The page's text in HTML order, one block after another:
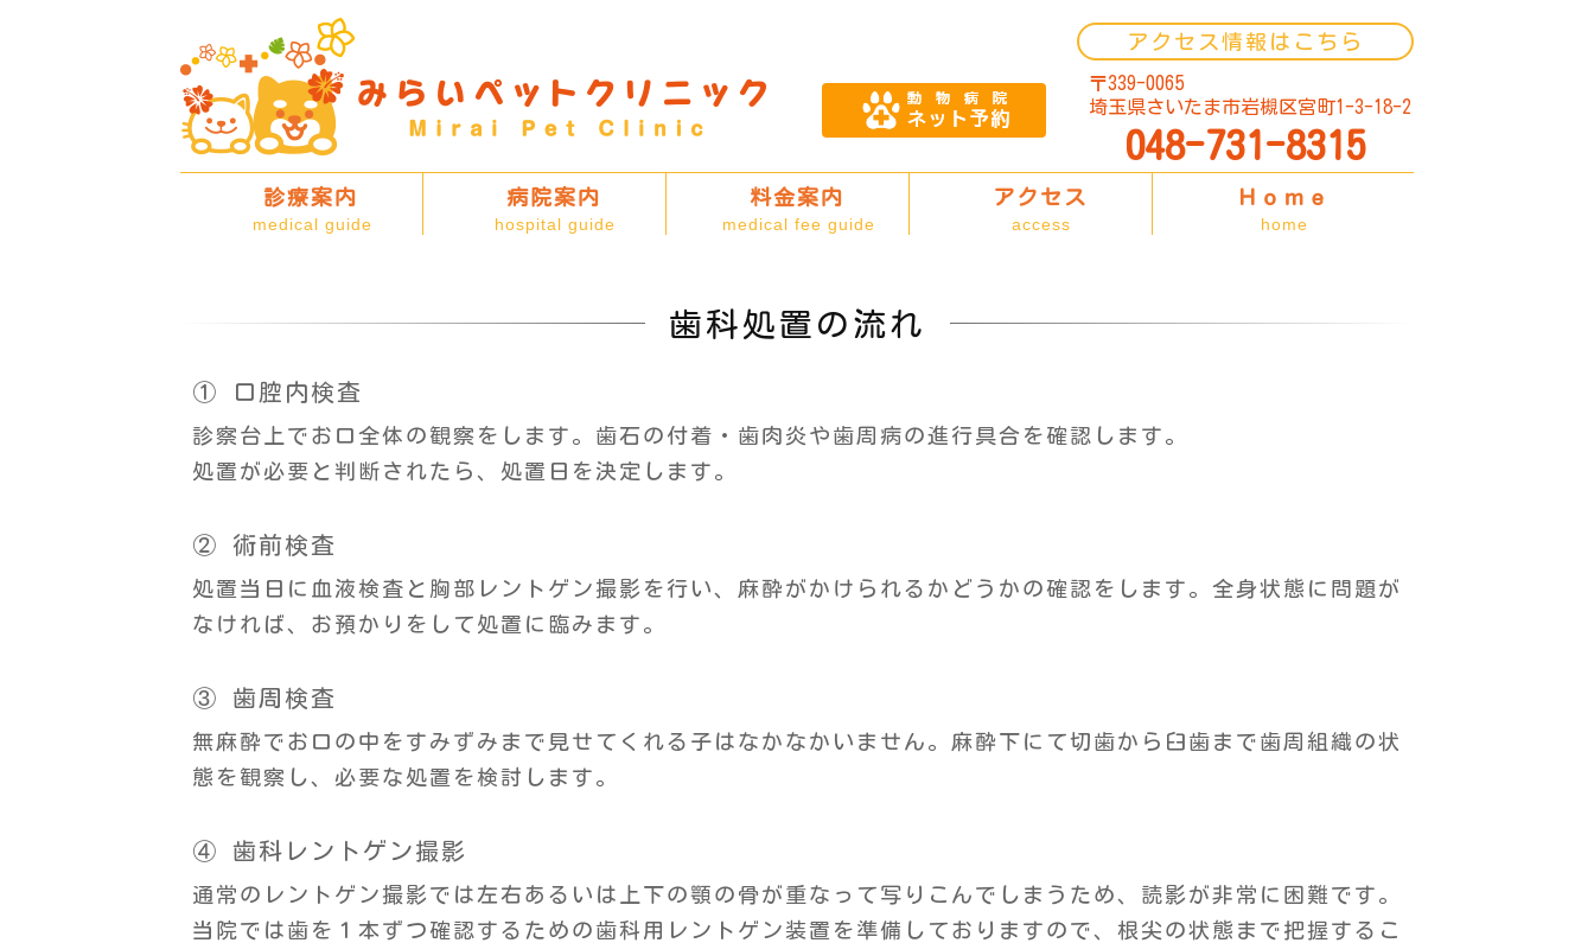
アクセス情報はこちら
〒339-0065
埼玉県さいたま市岩槻区宮町1-3-18-2
048-731-8315
診療案内
medical guide
病院案内
hospital guide
料金案内
medical fee guide
アクセス
access
Ｈｏｍｅ
home
歯科処置の流れ
① 口腔内検査
診察台上でお口全体の観察をします。歯石の付着・歯肉炎や歯周病の進行具合を確認します。
処置が必要と判断されたら、処置日を決定します。
② 術前検査
処置当日に血液検査と胸部レントゲン撮影を行い、麻酔がかけられるかどうかの確認をします。全身状態に問題が
なければ、お預かりをして処置に臨みます。
③ 歯周検査
無麻酔でお口の中をすみずみまで見せてくれる子はなかなかいません。麻酔下にて切歯から臼歯まで歯周組織の状
態を観察し、必要な処置を検討します。
④ 歯科レントゲン撮影
通常のレントゲン撮影では左右あるいは上下の顎の骨が重なって写りこんでしまうため、読影が非常に困難です。
当院では歯を１本ずつ確認するための歯科用レントゲン装置を準備しておりますので、根尖の状態まで把握するこ